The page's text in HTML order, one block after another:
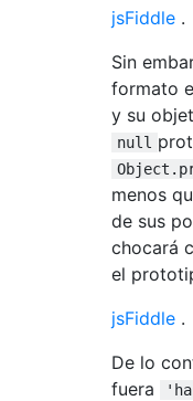
jsFiddle .
Sin
formato
y su
null
menos
de sus
chocará
el
jsFiddle .
De lo
fuera